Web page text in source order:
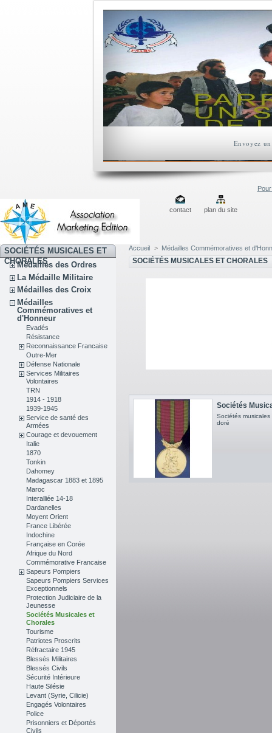
Envoyez
contact plan du site
SOCIÉTÉS MUSICALES ET
CHORALES
Médailles des Ordres
La Médaille Militaire
Médailles des Croix
Médailles
Commémoratives et
d'Honneur
Evadés
Résistance
Reconnaissance Francaise
Outre-Mer
Défense Nationale
Services Militaires
Volontaires
TRN
1914 - 1918
1939-1945
Service de santé des
Armées
Courage et devouement
Italie
1870
Tonkin
Dahomey
Madagascar 1883 et 1895
Maroc
Interalliée 14-18
Dardanelles
Moyent Orient
France Libérée
Indochine
Française en Corée
Afrique du Nord
Commémorative Francaise
Sapeurs Pompiers
Sapeurs Pompiers Services
Exceptionnels
Protection Judiciaire de la
Jeunesse
Sociétés Musicales et
Chorales
Tourisme
Patriotes Proscrits
Réfractaire 1945
Blessés Militaires
Blessés Civils
Sécurité Intérieure
Haute Silésie
Levant (Syrie, Cilicie)
Engagés Volontaires
Police
Prisonniers et Déportés
Civils
Accueil > Médailles Commémoratives et
SOCIÉTÉS MUSICALES ET CHORALES
Sociétés
Sociétés
doré